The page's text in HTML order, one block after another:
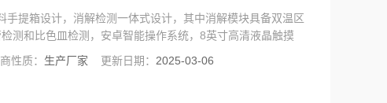
手提箱设计，消解检测一体式设计，其中消解模块具备双温区
测和比色皿检测，安卓智能操作系统，8英寸高清液晶触摸
锂电池，现场执法取证模块，便携多参数水质检测仪具有性
操作简单等特点。
性质： 生产厂家 更新日期： 2025-03-06